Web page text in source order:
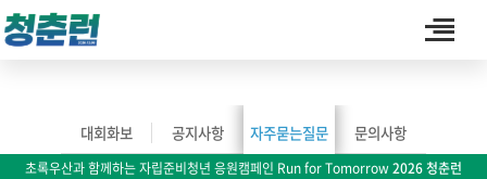
대회화보 공지사항 자주묻는질문 문의사항
초록우산과 함께하는 자립준비청년 응원캠페인 Run for Tomorrow2026 청춘런